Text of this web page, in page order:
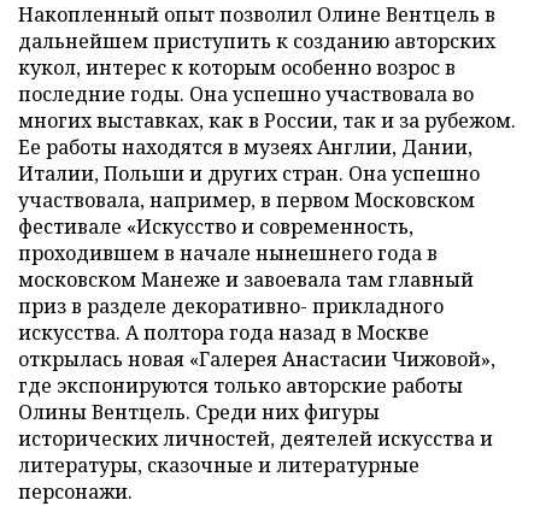
Накопленный опыт позволил Олине Вентцель в
дальнейшем приступить к созданию авторских
кукол, интерес к которым особенно возрос в
последние годы. Она успешно участвовала во
многих выставках, как в России, так и за рубежом.
Ее работы находятся в музеях Англии, Дании,
Италии, Польши и других стран. Она успешно
участвовала, например, в первом Московском
фестивале «Искусство и современность,
проходившем в начале нынешнего года в
московском Манеже и завоевала там главный
приз в разделе декоративно- прикладного
искусства. А полтора года назад в Москве
открылась новая «Галерея Анастасии Чижовой»,
где экспонируются только авторские работы
Олины Вентцель. Среди них фигуры
исторических личностей, деятелей искусства и
литературы, сказочные и литературные
персонажи.